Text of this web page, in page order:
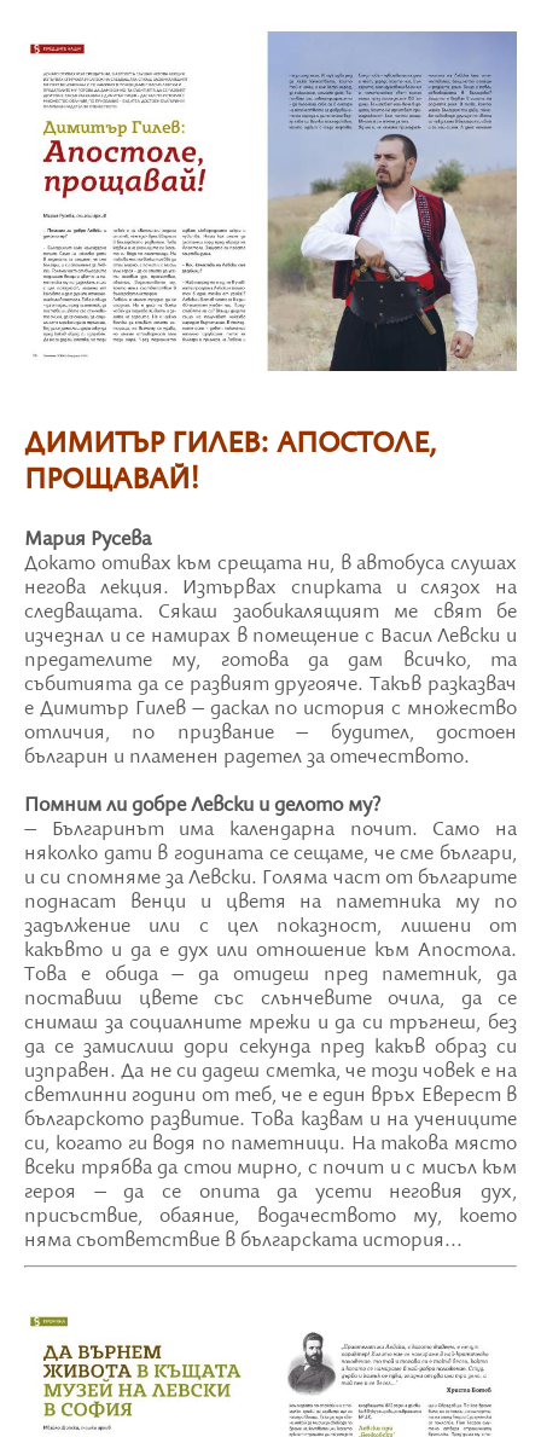
ДИМИТЪР ГИЛЕВ: АПОСТОЛЕ,
ПРОЩАВАЙ!
Мария Русева
Докато отивах към срещата ни, в автобуса слушах
негова лекция. Изтървах спирката и слязох на
следващата. Сякаш заобикалящият ме свят бе
изчезнал и се намирах в помещение с Васил Левски и
предателите му, готова да дам всичко, та
събитията да се развият другояче. Такъв разказвач
е Димитър Гилев – даскал по история с множество
отличия, по призвание – будител, достоен
българин и пламенен радетел за отечеството.
Помним ли добре Левски и делото му?
– Българинът има календарна почит. Само на
няколко дати в годината се сещаме, че сме българи,
и си спомняме за Левски. Голяма част от българите
поднасат венци и цветя на паметника му по
задължение или с цел показност, лишени от
какъвто и да е дух или отношение към Апостола.
Това е обида – да отидеш пред паметник, да
поставиш цвете със слънчевите очила, да се
снимаш за социалните мрежи и да си тръгнеш, без
да се замислиш дори секунда пред какъв образ си
изправен. Да не си дадеш сметка, че този човек е на
светлинни години от теб, че е един връх Еверест в
българското развитие. Това казвам и на учениците
си, когато ги водя по паметници. На такова място
всеки трябва да стои мирно, с почит и с мисъл към
героя – да се опита да усети неговия дух,
присъствие, обаяние, водачеството му, което
няма съответствие в българската история...